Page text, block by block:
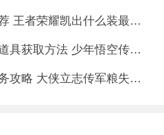
王者荣耀凯最强出装推荐 王者荣耀凯出什么装最厉害
少年悟空传游戏中珍稀道具获取方法 少年悟空传游戏珍稀道具如何获取
大侠立志传军粮失窃任务攻略 大侠立志传军粮失窃任务如何做